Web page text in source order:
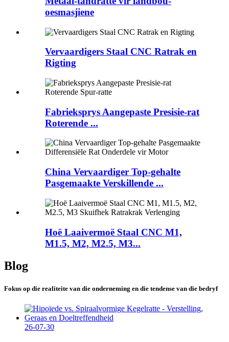
oesmasjiene
Vervaardigers Staal CNC Ratrak en
Rigting
Fabrieksprys Aangepaste Presisie-rat
Roterende ...
China Vervaardiger Top-gehalte
Pasgemaakte Verskillende ...
Hoë Laaivermoë Staal CNC M1,
M1.5, M2, M2.5, M3...
Blog
Fokus op die realiteite van die onderneming en die tendense van die bedryf
26-07-30